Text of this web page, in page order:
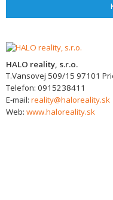
HALO reality, s.r.o.
T.Vansovej 509/15 97101
Telefon: 0915238411
E-mail: reality@haloreality.sk
Web: www.haloreality.sk